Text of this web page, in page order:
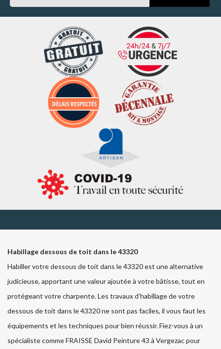
Habillage dessous de toit dans le 43320
Habiller votre dessous de toit dans le 43320 est une alternative
judicieuse, apportant une valeur ajoutée à votre bâtisse, tout en
protégeant votre charpente. Les travaux d’habillage de votre
dessous de toit dans le 43320 ne sont pas faciles, il vous faut les
équipements et les techniques pour bien réussir. Fiez-vous à un
spécialiste comme FRAISSE David Peinture 43 à Vergezac pour